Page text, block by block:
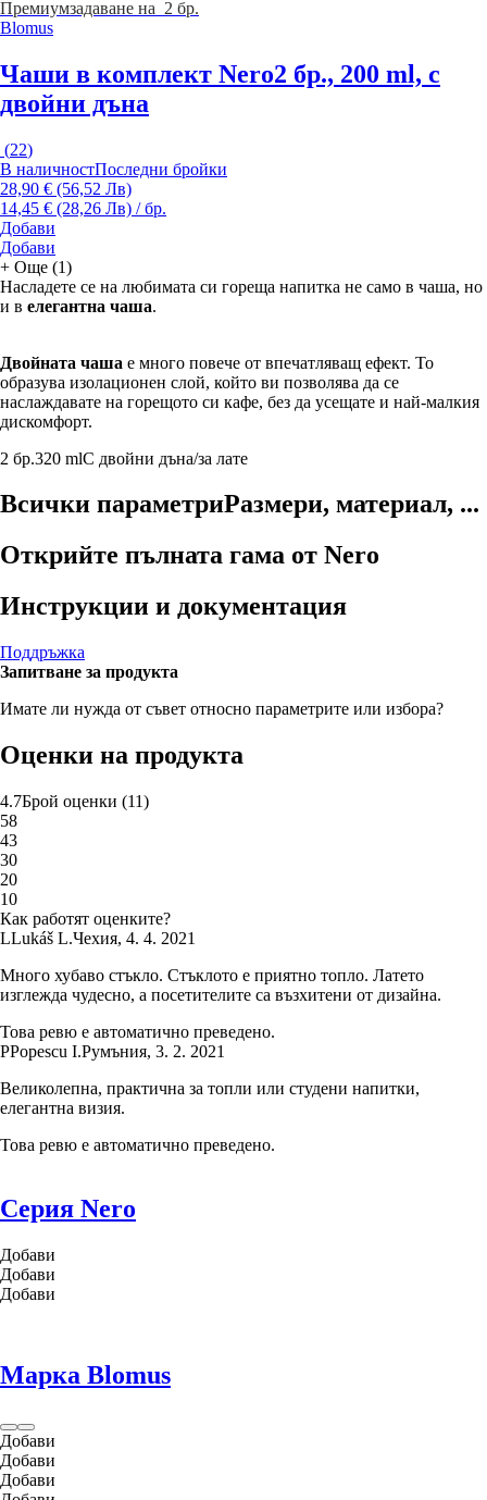
Премиумзадаване на 2 бр.
Blomus
Чаши в комплект Nero2 бр., 200 ml, с
двойни дъна
(22)
В наличностПоследни бройки
28,90 € (56,52 Лв)
14,45 € (28,26 Лв) / бр.
Добави
Добави
+ Още (1)
Насладете се на любимата си гореща напитка не само в чаша, но
и в елегантна чаша.
Двойната чаша е много повече от впечатляващ ефект. То
образува изолационен слой, който ви позволява да се
наслаждавате на горещото си кафе, без да усещате и най-малкия
дискомфорт.
2 бр.320 mlС двойни дъна/за лате
Всички параметриРазмери, материал, ...
Открийте пълната гама от Nero
Инструкции и документация
Поддръжка
Запитване за продукта
Имате ли нужда от съвет относно параметрите или избора?
Оценки на продукта
4.7Брой оценки (11)
58
43
30
20
10
Как работят оценките?
LLukáš L.Чехия, 4. 4. 2021
Много хубаво стъкло. Стъклото е приятно топло. Латето
изглежда чудесно, а посетителите са възхитени от дизайна.
Това ревю е автоматично преведено.
PPopescu I.Румъния, 3. 2. 2021
Великолепна, практична за топли или студени напитки,
елегантна визия.
Това ревю е автоматично преведено.
Серия Nero
Добави
Добави
Добави
Марка Blomus
Добави
Добави
Добави